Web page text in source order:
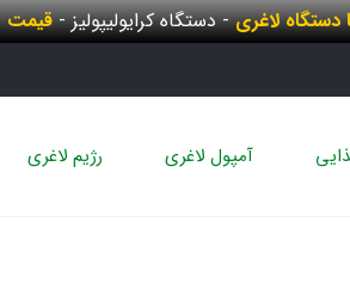
دستگاه لاغری- دستگاه کرایولیپولیز -قیمت 1.500.000 تومان
آمپول لاغری رژیم لاغری